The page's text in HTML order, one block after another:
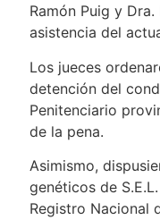
Ramón Puig y
asistencia del
Los jueces
detención del
Penitenciario
de la pena.
Asimismo,
genéticos de
Registro Nacional